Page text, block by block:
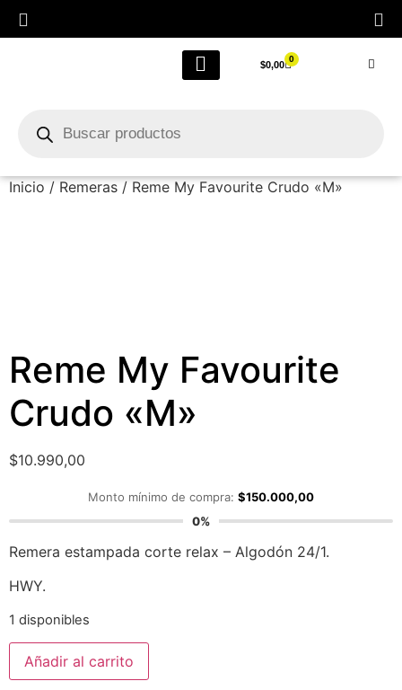
$0,00 0
Inicio / Remeras / Reme My Favourite Crudo «M»
Reme My Favourite
Crudo «M»
$10.990,00
Monto mínimo de compra: $150.000,00
0%
Remera estampada corte relax – Algodón 24/1.
HWY.
1 disponibles
Añadir al carrito